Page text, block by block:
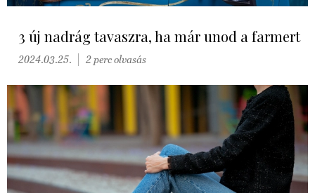
3 új nadrág tavaszra, ha már unod a farmert
2024.03.25. 2 perc olvasás